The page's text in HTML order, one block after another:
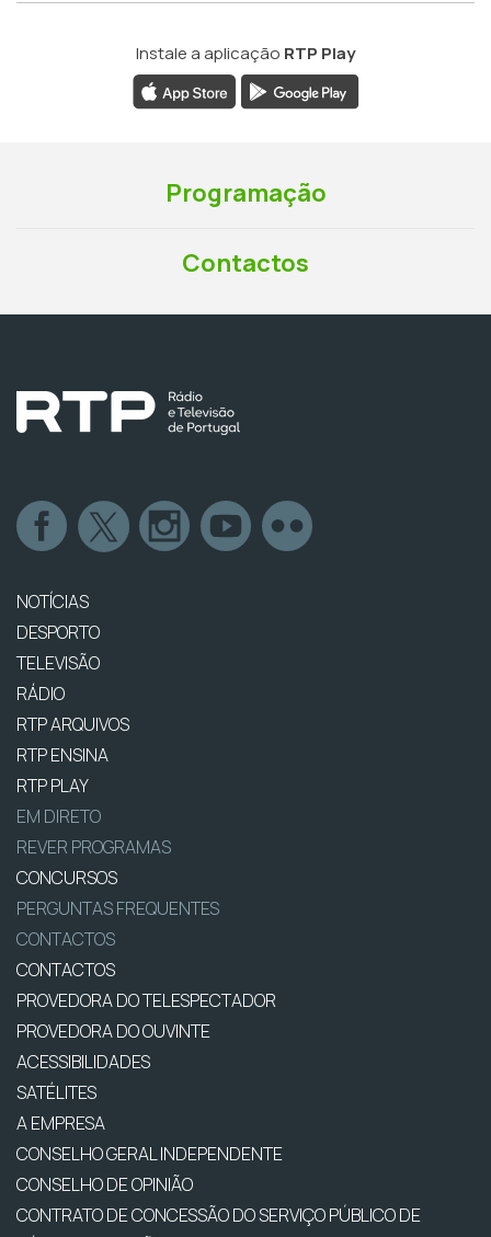
Instale a aplicação RTP Play
Programação
Contactos
NOTÍCIAS
DESPORTO
TELEVISÃO
RÁDIO
RTP ARQUIVOS
RTP ENSINA
RTP PLAY
EM DIRETO
REVER PROGRAMAS
CONCURSOS
PERGUNTAS FREQUENTES
CONTACTOS
CONTACTOS
PROVEDORA DO TELESPECTADOR
PROVEDORA DO OUVINTE
ACESSIBILIDADES
SATÉLITES
A EMPRESA
CONSELHO GERAL INDEPENDENTE
CONSELHO DE OPINIÃO
CONTRATO DE CONCESSÃO DO SERVIÇO PÚBLICO DE